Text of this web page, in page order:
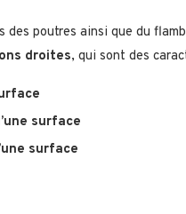
des poutres ainsi que du
droites, qui sont des
surface
surface